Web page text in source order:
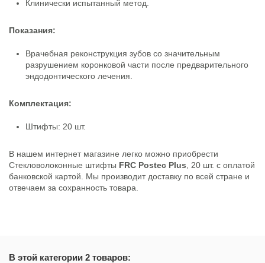
Клинически испытанный метод.
Показания:
Врачебная реконструкция зубов со значительным
разрушением коронковой части после предварительного
эндодонтического лечения.
Комплектация:
Штифты: 20 шт.
В нашем интернет магазине легко можно приобрести
Стекловолоконные штифты FRC Postec Plus , 20 шт. с оплатой
банковской картой. Мы производит доставку по всей стране и
отвечаем за сохранность товара.
В этой категории 2 товаров: